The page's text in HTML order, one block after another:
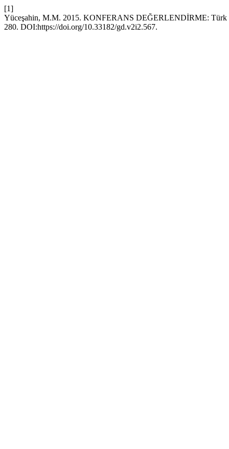
[1]
Yüceşahin, M.M. 2015. KONFERANS DEĞERLENDİRME: Türk
280. DOI:https://doi.org/10.33182/gd.v2i2.567.